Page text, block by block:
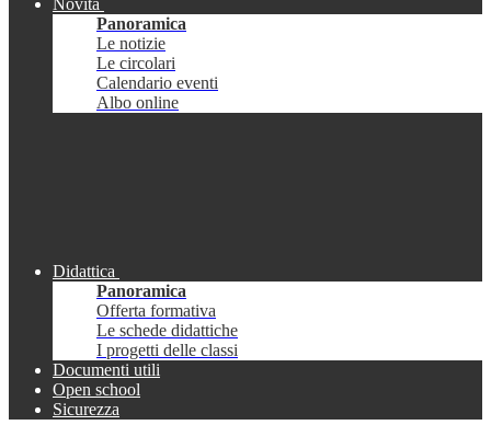
Novità
Panoramica
Le notizie
Le circolari
Calendario eventi
Albo online
Didattica
Panoramica
Offerta formativa
Le schede didattiche
I progetti delle classi
Documenti utili
Open school
Sicurezza